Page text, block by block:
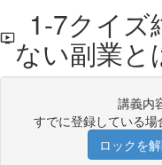
1-7クイズ
ない副業と
講義内
すでに登録している場
ロックを